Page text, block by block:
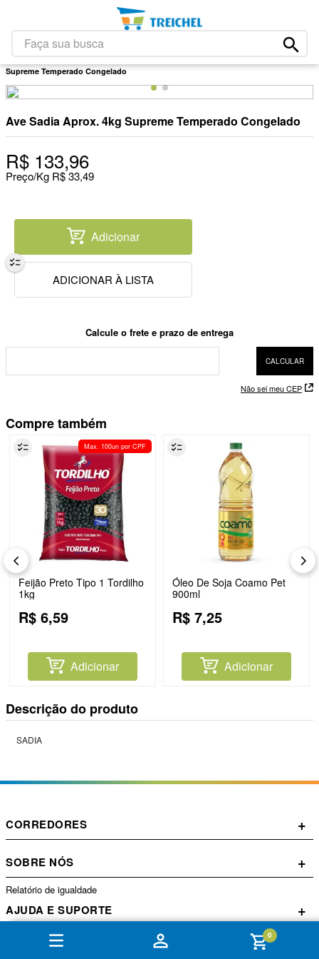
Faça sua busca
0
Supreme Temperado Congelado
Ave Sadia Aprox. 4kg Supreme Temperado Congelado
R$ 133,96
Preço/Kg R$33,49
Adicionar
Não sei meu CEP
Compre também
Max. 100un por CPF
Feijão Preto Tipo 1 Tordilho
1kg
R$ 6,59
Adicionar
Óleo De Soja Coamo Pet
900ml
R$ 7,25
Adicionar
Descrição do produto
SADIA
CORREDORES +
SOBRE NÓS +
Relatório de igualdade
AJUDA E SUPORTE +
2º leite
3º papel higiênico
6º bolacha
7º chocolate
8º massa
detergente